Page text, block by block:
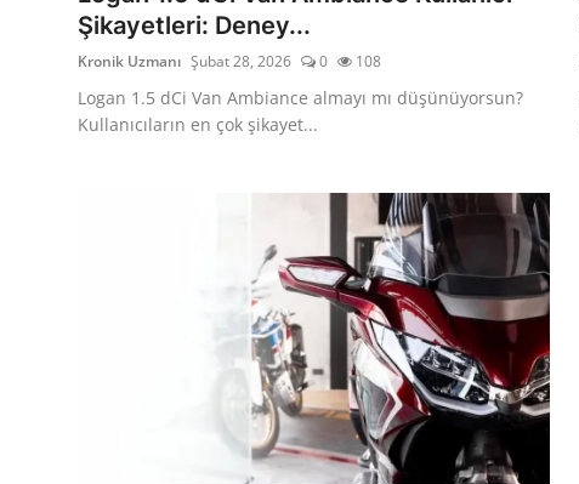
Bakım & Arıza Çözümleri
Elektrikli & Hibrit
Kiralama & Filo
Şikayetleri: Deney...
Kronik Uzmanı Şubat 28, 2026 0 108
Logan 1.5 dCi Van Ambiance almayı mı düşünüyorsun?
Kullanıcıların en çok şikayet...